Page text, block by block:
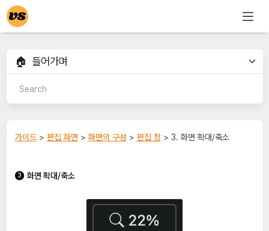
가이드> 편집 화면 >화면의 구성 > 편집 창> 3. 화면 확대/축소
화면 확대/축소